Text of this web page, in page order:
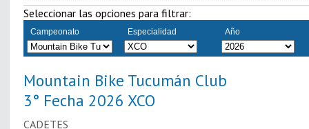
Seleccionar las opciones para filtrar:
Campeonato Especialidad Año
Mountain Bike Tucumán Club
3° Fecha 2026 XCO
CADETES